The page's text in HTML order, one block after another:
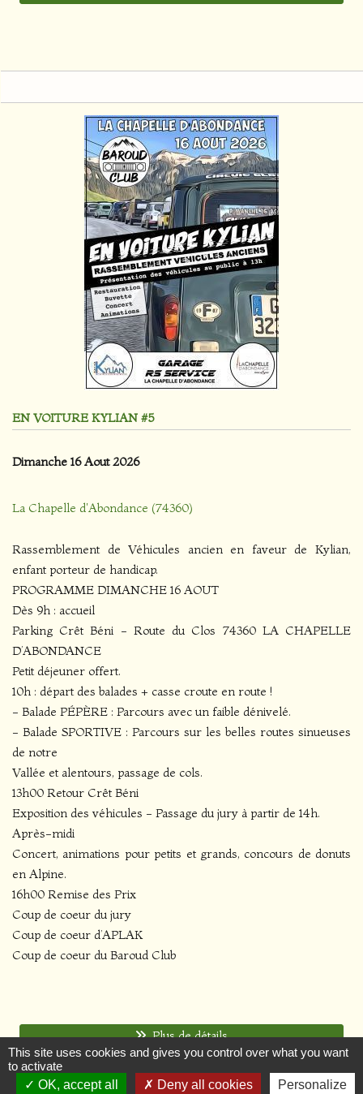
EN VOITURE KYLIAN #5
Dimanche 16 Aout 2026
La Chapelle d'Abondance (74360)
Rassemblement de Véhicules ancien en faveur de Kylian,
enfant porteur de handicap.
PROGRAMME DIMANCHE 16 AOUT
Dès 9h : accueil
Parking Crêt Béni - Route du Clos 74360 LA CHAPELLE
D’ABONDANCE
Petit déjeuner offert.
10h : départ des balades + casse croute en route !
- Balade PÉPÈRE : Parcours avec un faible dénivelé.
- Balade SPORTIVE : Parcours sur les belles routes sinueuses
de notre
Vallée et alentours, passage de cols.
13h00 Retour Crêt Béni
Exposition des véhicules - Passage du jury à partir de 14h.
Après-midi
Concert, animations pour petits et grands, concours de donuts
en Alpine.
16h00 Remise des Prix
Coup de coeur du jury
Coup de coeur d’APLAK
Coup de coeur du Baroud Club
Plus de détails
This site uses cookies and gives you control over what you want
to activate
OK, accept all
Deny all cookies Personalize